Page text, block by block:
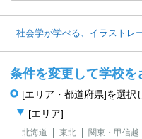
社会学が学べる、イラストレ
条件を変更して学校を
[エリア・都道府県]を選択
[エリア]
北海道 東北 関東・甲信越